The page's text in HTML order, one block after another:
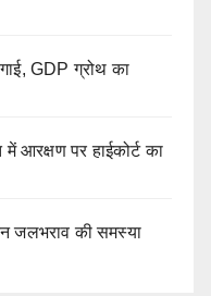
GDP ग्रोथ का
में आरक्षण पर हाईकोर्ट का
जलभराव की समस्या